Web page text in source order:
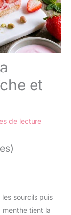
et
de lecture
sourcils puis
menthe tient la